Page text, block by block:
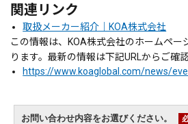
関連リンク
取扱メーカー紹介｜KOA株式会社
この情報は、KOA株式会社のホームペー
ります。最新の情報は下記URLからご確
https://www.koaglobal.com/news/
お問い合わせ内容をお選びください。